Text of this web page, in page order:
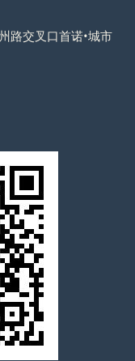
路交叉口首诺•城市